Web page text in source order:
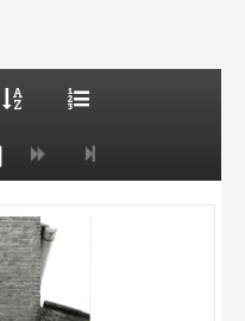
AUTHOR
ARTISTA
AND TECHNIQUE
20 RESULTS